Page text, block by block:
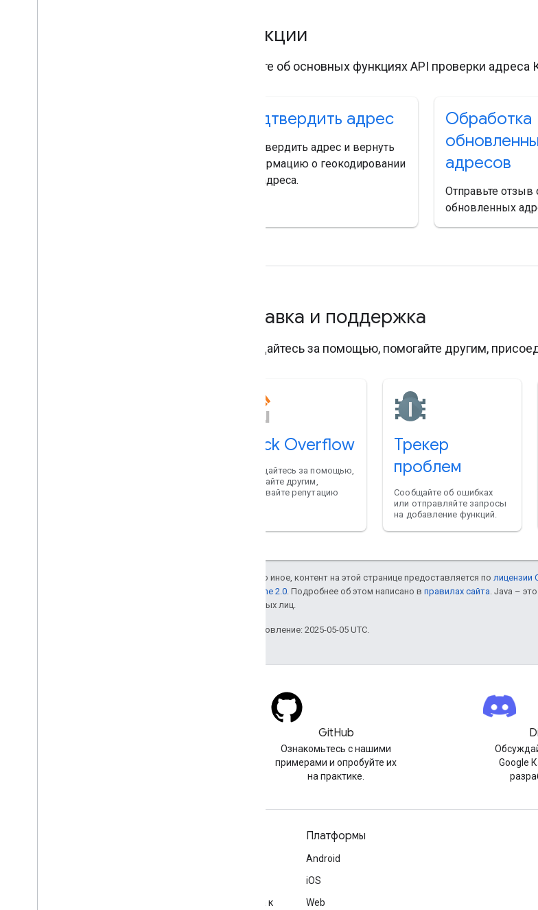
Функции
Узнайте об основных функциях API проверки адреса
Подтвердить адрес
Подтвердить адрес и вернуть
информацию о геокодировании
для адреса.
Обработка
адресов
Отправьте отзыв
обновленных
Справка и поддержка
Обращайтесь за помощью, помогайте другим,
Stack Overflow
Обращайтесь за помощью,
помогайте другим,
создавайте репутацию
Трекер
проблем
Сообщайте об ошибках
или отправляйте запросы
на добавление функций.
Если не указано иное, контент на этой странице предоставляется по лицензии
лицензии Apache 2.0. Подробнее об этом написано в правилах сайта. Java –
аффилированных лиц.
Последнее обновление: 2025-05-05 UTC.
GitHub
Ознакомьтесь с нашими
примерами и опробуйте их
на практике.
Google
Рекомендации по обеспечению безопасности доступа к
Платформы
Android
iOS
Web